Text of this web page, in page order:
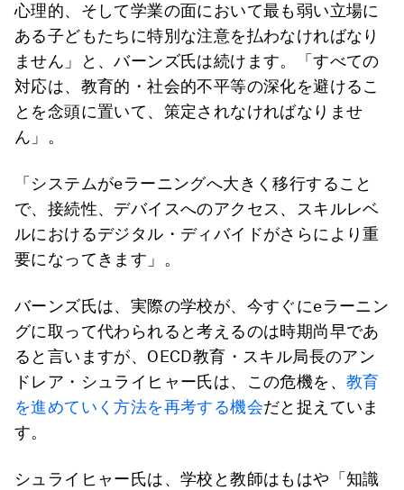
心理的、そして学業の面において最も弱い立場に
ある子どもたちに特別な注意を払わなければなり
ません」と、バーンズ氏は続けます。「すべての
対応は、教育的・社会的不平等の深化を避けるこ
とを念頭に置いて、策定されなければなりませ
ん」。
「システムがeラーニングへ大きく移行すること
で、接続性、デバイスへのアクセス、スキルレベ
ルにおけるデジタル・ディバイドがさらにより重
要になってきます」。
バーンズ氏は、実際の学校が、今すぐにeラーニン
グに取って代わられると考えるのは時期尚早であ
ると言いますが、OECD教育・スキル局長のアン
ドレア・シュライヒャー氏は、この危機を、 教育
を進めていく方法を再考する機会だと捉えていま
す。
シュライヒャー氏は、学校と教師はもはや「知識